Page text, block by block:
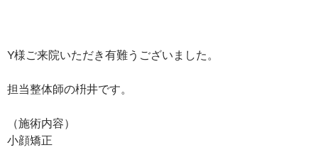
Y様ご来院いただき有難うございました。
担当整体師の枡井です。
（施術内容）
小顔矯正